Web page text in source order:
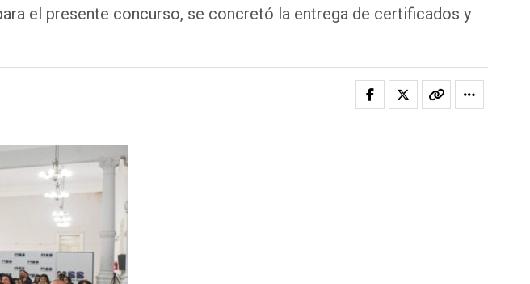
el presente concurso, se concretó la entrega de certificados y